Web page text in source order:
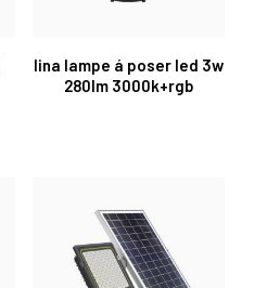
lina lampe á poser led 3w
280lm 3000k+rgb